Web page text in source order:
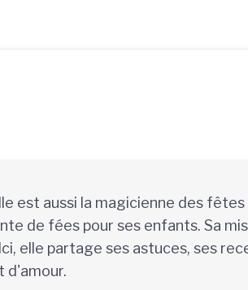
est aussi la magicienne des fêtes
de fées pour ses enfants. Sa
elle partage ses astuces, ses
d'amour.